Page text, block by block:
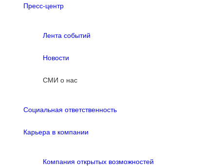
Пресс-центр
Лента событий
Новости
СМИ о нас
Социальная ответственность
Карьера в компании
Компания открытых возможностей